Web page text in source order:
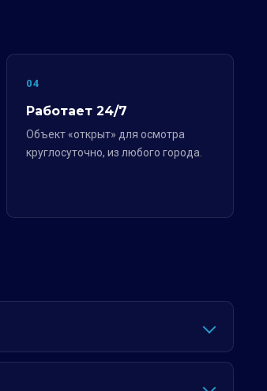
04
Работает 24/7
Объект «открыт» для осмотра
круглосуточно, из любого города.